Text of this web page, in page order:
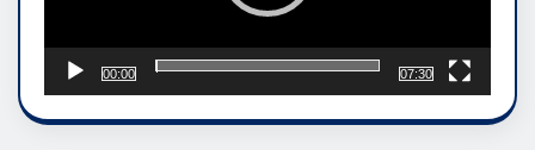
00:00 07:30